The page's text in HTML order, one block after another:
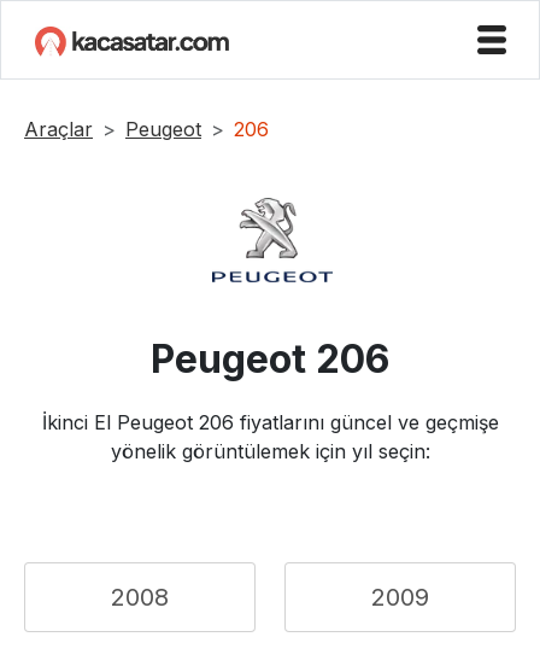
Araçlar Peugeot 206
Peugeot 206
İkinci El Peugeot 206 fiyatlarını güncel ve geçmişe
yönelik görüntülemek için yıl seçin:
2008 2009